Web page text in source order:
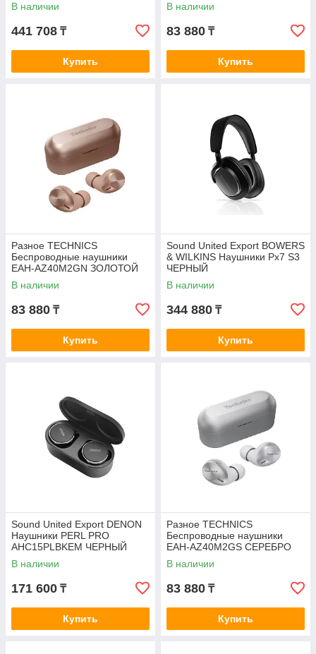
В наличии
441 708 ₸
Купить
В наличии
83 880 ₸
Купить
Разное TECHNIСS
Беспроводные наушники
EAH-AZ40M2GN ЗОЛОТОЙ
В наличии
83 880 ₸
Купить
Sound United Export BOWERS
& WILKINS Наушники Px7 S3
ЧЕРНЫЙ
В наличии
344 880 ₸
Купить
Sound United Export DENON
Наушники PERL PRO
AHC15PLBKEM ЧЕРНЫЙ
В наличии
171 600 ₸
Купить
Разное TECHNIСS
Беспроводные наушники
EAH-AZ40M2GS СЕРЕБРО
В наличии
83 880 ₸
Купить